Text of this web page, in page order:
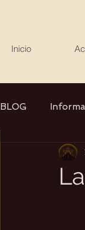
Inicio
BLOG